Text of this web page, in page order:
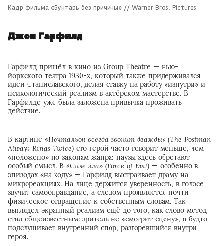
Кадр фильма «Бунтарь без причины» // Warner Bros. Pictures
Джон Гарфилд
Гарфилд пришёл в кино из Group Theatre — нью-
йоркского театра 1930-х, который также придерживался
идей Станиславского, делая ставку на работу «изнутри» и
психологический реализм в актёрском мастерстве. В
Гарфилде уже была заложена привычка проживать
действие.
В картине «Почтальон всегда звонит дважды» (The Postman
Always Rings Twice) его герой часто говорит меньше, чем
«положено» по законам жанра: паузы здесь обретают
особый смысл. В «Силе зла» (Force of Evil) — особенно в
эпизодах «на ходу» — Гарфилд выстраивает драму на
микрореакциях. На лице держится уверенность, в голосе
звучит самооправдание, а следом проявляется почти
физическое отвращение к собственным словам. Так
выглядел экранный реализм ещё до того, как слово метод
стал общеизвестным: зритель не «смотрит сцену», а будто
подслушивает внутренний спор, разгоревшийся внутри
героя.